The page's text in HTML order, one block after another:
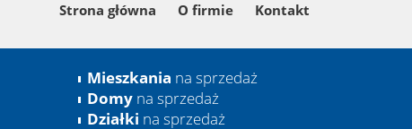
Strona główna O firmie Kontakt
Mieszkania na sprzedaż
Domy na sprzedaż
Działki na sprzedaż